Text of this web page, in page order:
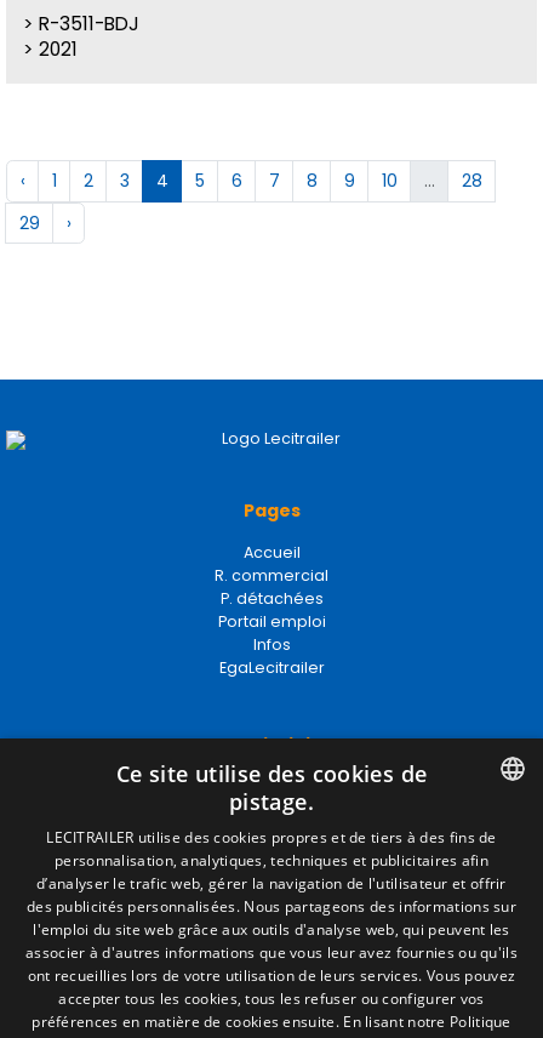
R-3511-BDJ
2021
‹ 1 2 3 4 5 6 7 8 9 10 ...
28
29
›
Pages
Accueil
R. commercial
P. détachées
Portail emploi
Infos
EgaLecitrailer
Termes juridiques
Mentions Légales
Politique de Confidentialité
Politique de Cookies
Conditions générales de vente
Gérer les cookies
Contact
Camino de los Huertos, S/N. Apdo 100
50620 - Casetas (Zaragoza) SPAIN
SPANISH
ENGLISH
FRENCH
ITALIAN
PORTUGUESE
Ce site utilise des cookies de
pistage.
LECITRAILER utilise des cookies propres et de tiers à des fins de
personnalisation, analytiques, techniques et publicitaires afin
d’analyser le trafic web, gérer la navigation de l'utilisateur et offrir
des publicités personnalisées. Nous partageons des informations sur
l'emploi du site web grâce aux outils d'analyse web, qui peuvent les
associer à d'autres informations que vous leur avez fournies ou qu'ils
ont recueillies lors de votre utilisation de leurs services. Vous pouvez
accepter tous les cookies, tous les refuser ou configurer vos
préférences en matière de cookies ensuite. En lisant notre Politique